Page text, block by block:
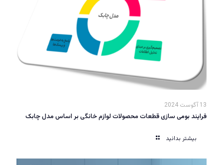
13 آگوست 2024
فرایند بومی سازی قطعات محصولات لوازم خانگی بر اساس مدل چابک
بیشتر بدانید